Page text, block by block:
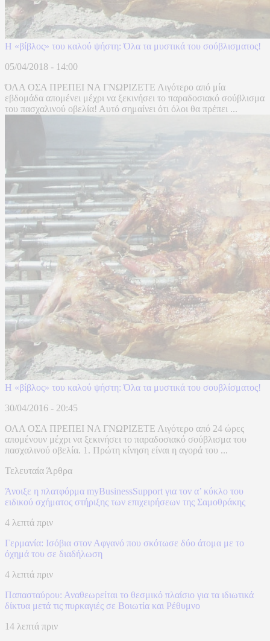
Η «βίβλος» του καλού ψήστη: Όλα τα μυστικά του σούβλισματος!
05/04/2018 - 14:00
ΌΛΑ ΟΣΑ ΠΡΕΠΕΙ ΝΑ ΓΝΩΡΙΖΕΤΕ Λιγότερο από μία
εβδομάδα απομένει μέχρι να ξεκινήσει το παραδοσιακό σούβλισμα
του πασχαλινού οβελία! Αυτό σημαίνει ότι όλοι θα πρέπει ...
Η «βίβλος» του καλού ψήστη: Όλα τα μυστικά του σουβλίσματος!
30/04/2016 - 20:45
ΟΛΑ ΟΣΑ ΠΡΕΠΕΙ ΝΑ ΓΝΩΡΙΖΕΤΕ Λιγότερο από 24 ώρες
απομένουν μέχρι να ξεκινήσει το παραδοσιακό σούβλισμα του
πασχαλινού οβελία. 1. Πρώτη κίνηση είναι η αγορά του ...
Τελευταία Άρθρα
Άνοιξε η πλατφόρμα myBusinessSupport για τον α’ κύκλο του
ειδικού σχήματος στήριξης των επιχειρήσεων της Σαμοθράκης
4 λεπτά πριν
Γερμανία: Ισόβια στον Αφγανό που σκότωσε δύο άτομα με το
όχημά του σε διαδήλωση
4 λεπτά πριν
Παπασταύρου: Αναθεωρείται το θεσμικό πλαίσιο για τα ιδιωτικά
δίκτυα μετά τις πυρκαγιές σε Βοιωτία και Ρέθυμνο
14 λεπτά πριν